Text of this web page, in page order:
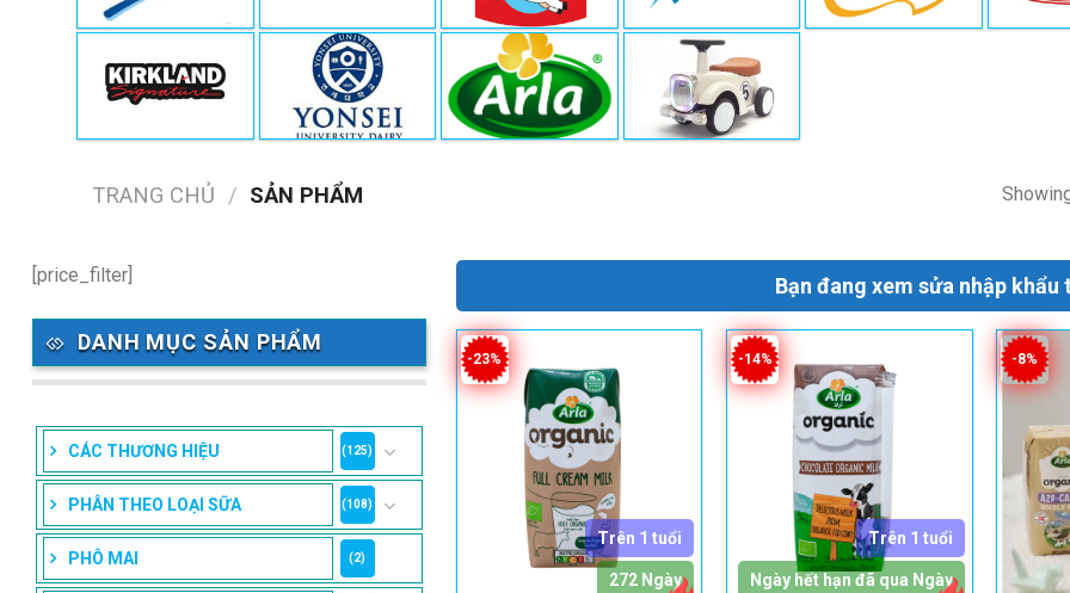
TRANG CHỦ / SẢN PHẨM
[price_filter]
DANH MỤC SẢN PHẨM
CÁC THƯƠNG HIỆU (125)
PHÂN THEO LOẠI SỮA (108)
PHÔ MAI (2)
Bạn đang xem sửa nhập khẩu
-23%
Trên 1 tuổi
272 Ngày
-14%
Trên 1 tuổi
Ngày hết hạn đã qua Ngày
-8%